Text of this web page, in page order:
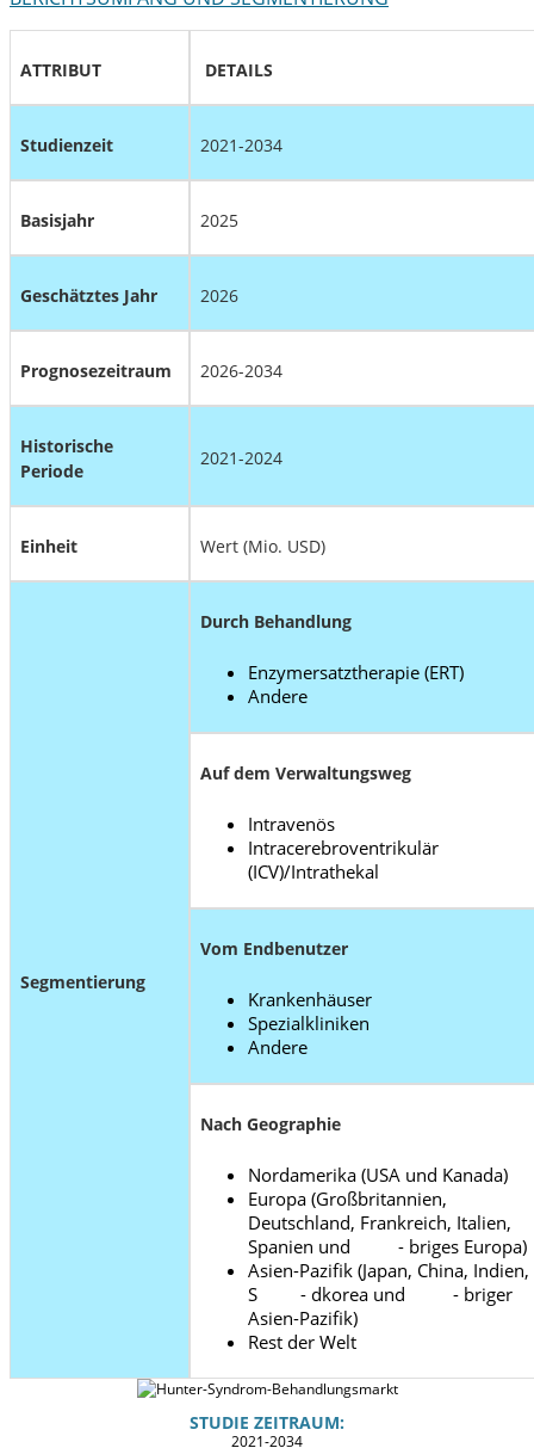
ATTRIBUT DETAILS
Studienzeit 2021-2034
Basisjahr 2025
Geschätztes Jahr 2026
Prognosezeitraum 2026-2034
Historische
Periode
2021-2024
Einheit Wert (Mio. USD)
Segmentierung
Durch Behandlung
Enzymersatztherapie (ERT)
Andere
Auf dem Verwaltungsweg
Intravenös
Intracerebroventrikulär
(ICV)/Intrathekal
Vom Endbenutzer
Krankenhäuser
Spezialkliniken
Andere
Nach Geographie
Nordamerika (USA und Kanada)
Europa (Großbritannien,
Deutschland, Frankreich, Italien,
Spanien und - briges Europa)
Asien-Pazifik (Japan, China, Indien,
S - dkorea und - briger
Asien-Pazifik)
Rest der Welt
STUDIE ZEITRAUM:
2021-2034